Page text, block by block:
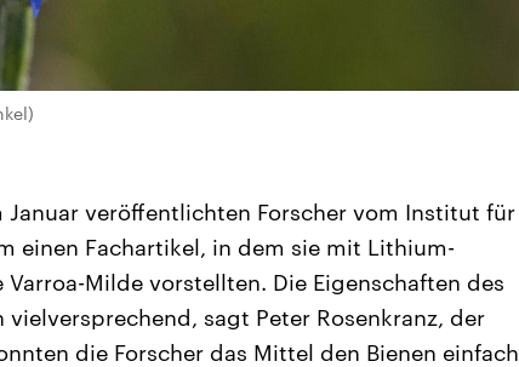
Januar veröffentlichten Forscher vom Institut für
einen Fachartikel, in dem sie mit Lithium-
Milde vorstellten. Die Eigenschaften des
sagt Peter Rosenkranz, der
die Forscher das Mittel den Bienen einfach